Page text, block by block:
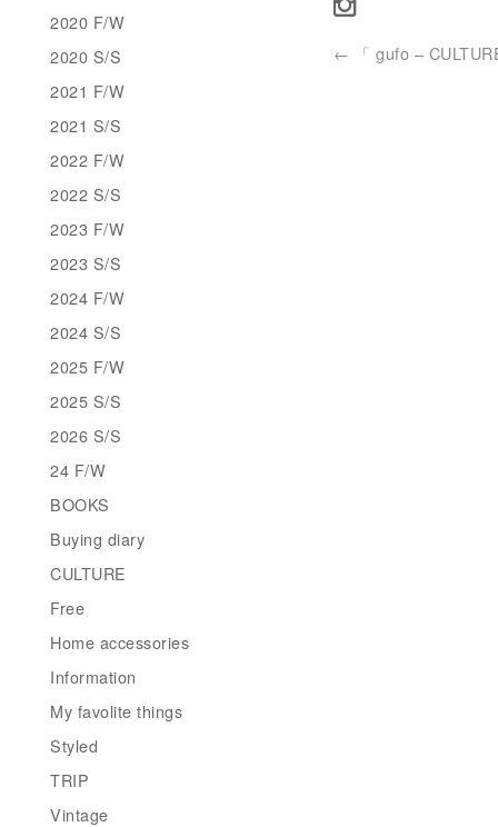
← 「 gufo –
2020 F/W
2020 S/S
2021 F/W
2021 S/S
2022 F/W
2022 S/S
2023 F/W
2023 S/S
2024 F/W
2024 S/S
2025 F/W
2025 S/S
2026 S/S
24 F/W
BOOKS
Buying diary
CULTURE
Free
Home accessories
Information
My favolite things
Styled
TRIP
Vintage